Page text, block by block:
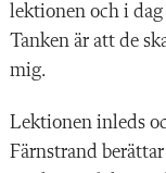
lektionen och i dag
Tanken är att de
mig.
Lektionen inleds
Färnstrand